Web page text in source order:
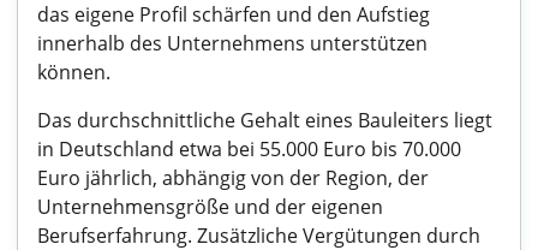
das eigene Profil schärfen und den Aufstieg
innerhalb des Unternehmens unterstützen
können.
Das durchschnittliche Gehalt eines Bauleiters liegt
in Deutschland etwa bei 55.000 Euro bis 70.000
Euro jährlich, abhängig von der Region, der
Unternehmensgröße und der eigenen
Berufserfahrung. Zusätzliche Vergütungen durch